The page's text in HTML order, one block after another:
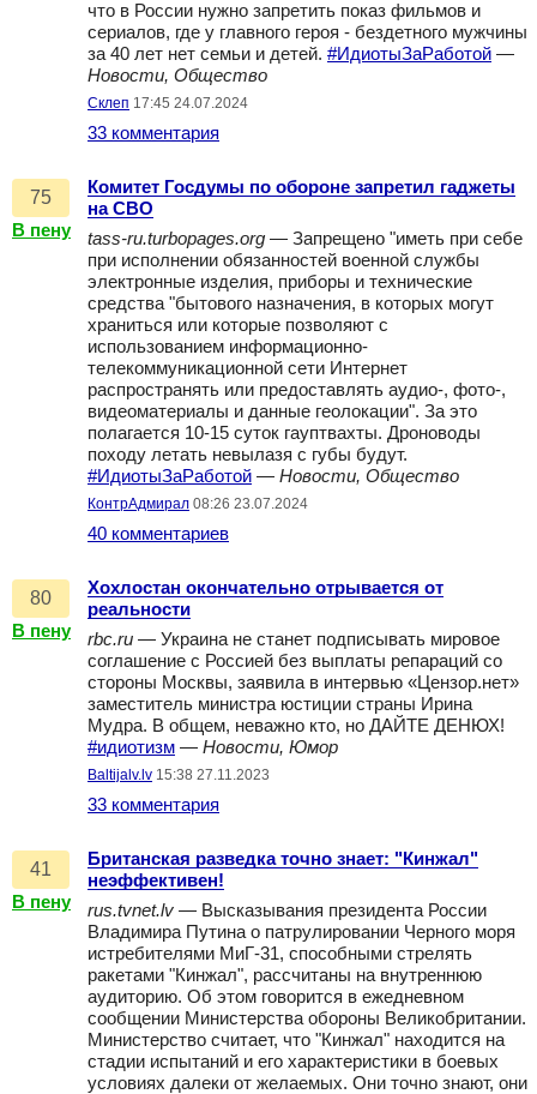
что в России нужно запретить показ фильмов и
сериалов, где у главного героя - бездетного мужчины
за 40 лет нет семьи и детей. #ИдиотыЗаРаботой —
Новости, Общество
Склеп 17:45 24.07.2024
33 комментария
75
В пену
Комитет Госдумы по обороне запретил гаджеты
на СВО
tass-ru.turbopages.org — Запрещено "иметь при себе
при исполнении обязанностей военной службы
электронные изделия, приборы и технические
средства "бытового назначения, в которых могут
храниться или которые позволяют с
использованием информационно-
телекоммуникационной сети Интернет
распространять или предоставлять аудио-, фото-,
видеоматериалы и данные геолокации". За это
полагается 10-15 суток гауптвахты. Дроноводы
походу летать невылазя с губы будут.
#ИдиотыЗаРаботой — Новости, Общество
КонтрАдмирал 08:26 23.07.2024
40 комментариев
80
В пену
Хохлостан окончательно отрывается от
реальности
rbc.ru — Украина не станет подписывать мировое
соглашение с Россией без выплаты репараций со
стороны Москвы, заявила в интервью «Цензор.нет»
заместитель министра юстиции страны Ирина
Мудра. В общем, неважно кто, но ДАЙТЕ ДЕНЮХ!
#идиотизм — Новости, Юмор
Baltijalv.lv 15:38 27.11.2023
33 комментария
41
В пену
Британская разведка точно знает: "Кинжал"
неэффективен!
rus.tvnet.lv — Высказывания президента России
Владимира Путина о патрулировании Черного моря
истребителями МиГ-31, способными стрелять
ракетами "Кинжал", рассчитаны на внутреннюю
аудиторию. Об этом говорится в ежедневном
сообщении Министерства обороны Великобритании.
Министерство считает, что "Кинжал" находится на
стадии испытаний и его характеристики в боевых
условиях далеки от желаемых. Они точно знают, они